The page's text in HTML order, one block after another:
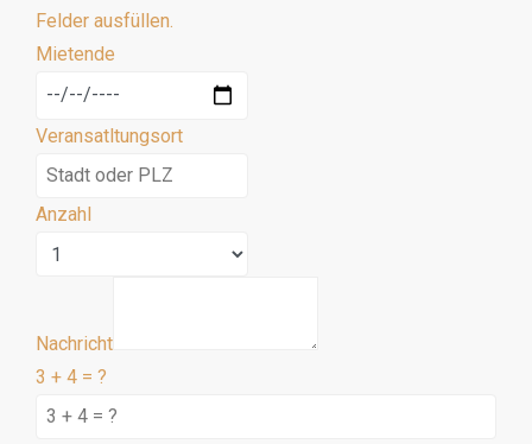
Felder ausfüllen.
Mietende
Veransatltungsort
Anzahl
Nachricht
3 + 4 = ?